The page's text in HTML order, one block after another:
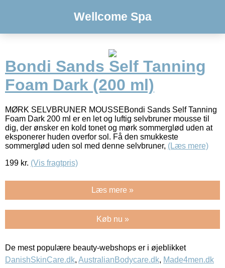
Wellcome Spa
Bondi Sands Self Tanning
Foam Dark (200 ml)
MØRK SELVBRUNER MOUSSEBondi Sands Self Tanning
Foam Dark 200 ml er en let og luftig selvbruner mousse til
dig, der ønsker en kold tonet og mørk sommerglød uden at
eksponerer huden overfor sol. Få den smukkeste
sommerglød uden sol med denne selvbruner, (Læs mere)
199 kr. (Vis fragtpris)
Læs mere »
Køb nu »
De mest populære beauty-webshops er i øjeblikket
DanishSkinCare.dk, AustralianBodycare.dk, Made4men.dk